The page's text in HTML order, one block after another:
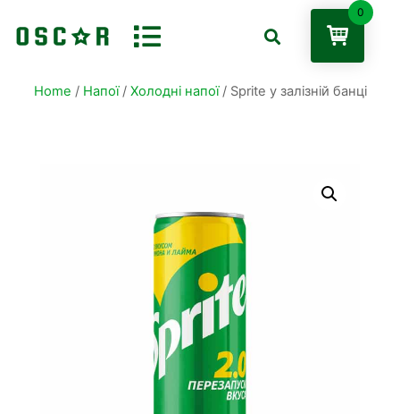
Home / Напої/ Холодні напої/ Sprite у залізній банці
0